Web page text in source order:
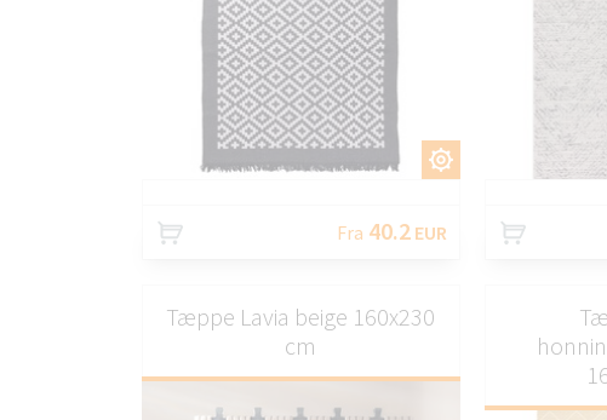
TILPAS
Fra 40.2EUR
Tæppe Lavia beige 160x230
cm